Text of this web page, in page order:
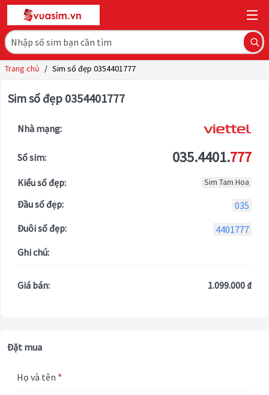
Trang chủ / Sim số đẹp 0354401777
Sim số đẹp 0354401777
Nhà mạng:
Số sim: 035.4401.777
Kiểu số đẹp: Sim Tam Hoa
Đầu số đẹp:
035
Đuôi số đẹp:
4401777
Ghi chú:
Giá bán: 1.099.000 ₫
Đặt mua
Họ và tên *